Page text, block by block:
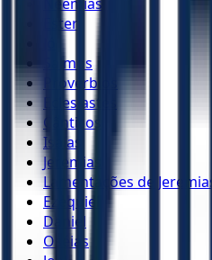
Ester
Salmos
Provérbios
Eclesiastes
Cânticos
Isaías
Jeremias
Lamentações de Jeremias
Ezequiel
Daniel
Oséias